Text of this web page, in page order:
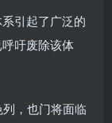
引起了广泛的
吁废除该体